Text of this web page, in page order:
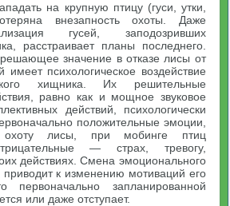
на крупную птицу (гуси, утки,
внезапность охоты. Даже
гусей, заподозривших
расстраивает планы последнего.
значение в отказе лисы от
имеет психологическое воздействие
хищника. Их решительные
равно как и мощное звуковое
действий, психологически
положительные эмоции,
охоту лисы, при мобинге птиц
— страх, тревогу,
действиях. Смена эмоционального
к изменению мотиваций его
первоначально запланированной
или даже отступает.